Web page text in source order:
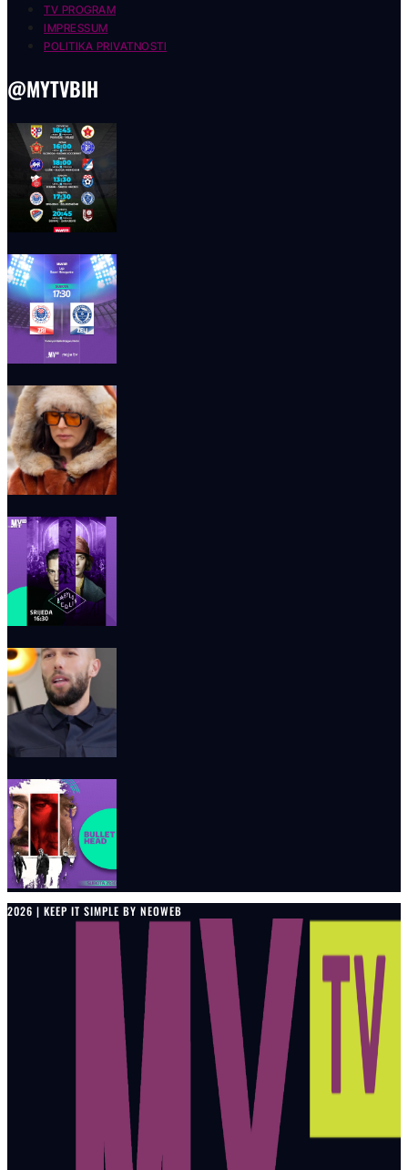
TV PROGRAM
IMPRESSUM
POLITIKA PRIVATNOSTI
@MYTVBIH
2026 | KEEP IT SIMPLE BY NEOWEB